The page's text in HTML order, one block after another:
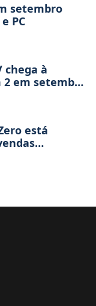
setembro
PC
chega à
em setembro
de um jogo
está
semana